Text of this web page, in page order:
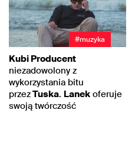
#muzyka
Kubi Producent
niezadowolony z
wykorzystania bitu
przezTuska. Lanek oferuje
swoją twórczość